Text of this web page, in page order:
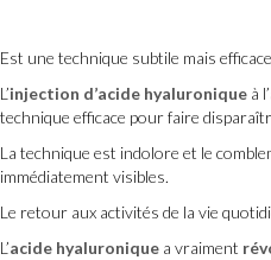
Est une technique subtile mais
L’injection d’acide hyaluronique à
technique efficace pour faire
La technique est indolore et le
immédiatement visibles.
Le retour aux activités de la vie
L’acide hyaluronique a vraiment